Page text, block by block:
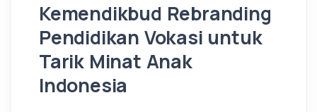
Kemendikbud Rebranding
Pendidikan Vokasi untuk
Tarik Minat Anak
Indonesia